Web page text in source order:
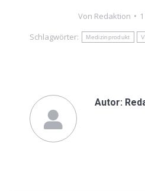
Von Redaktion
Schlagwörter:
Medizinprodukt
Autor: